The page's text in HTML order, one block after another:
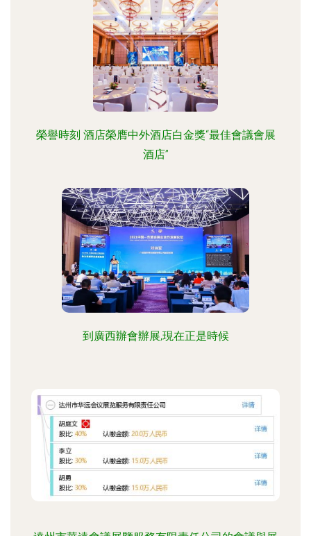
榮譽時刻 酒店榮膺中外酒店白金獎“最佳會議會展
酒店”
到廣西辦會辦展,現在正是時候